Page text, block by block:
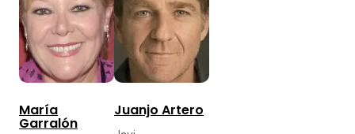
María
Garralón
Juanjo Artero